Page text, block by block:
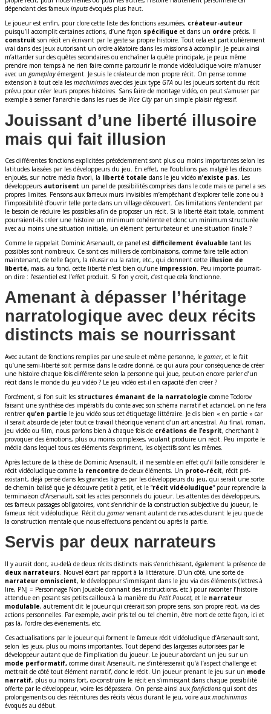
dépendant des fameux inputs évoqués plus haut.
Le joueur est enfin, pour clore cette liste des fonctions assumées, créateur-auteur
puisqu’il accomplit certaines actions, d’une façon spécifique et dans un ordre précis. Il
construit son récit en écrivant par le geste sa propre histoire. Tout cela est particulièrement
vrai dans des jeux autorisant un ordre aléatoire dans les missions à accomplir. Je peux ainsi
m’attarder sur des quêtes secondaires ou enchaîner la quête principale, je peux même
prendre mon temps à ne rien faire comme parcourir le monde vidéoludique voire m’amuser
avec un gameplay émergent. Je suis le créateur de mon propre récit. On pense comme
extension à tout cela les machinimas avec des jeux type GTA ou les joueurs sortent du récit
prévu pour créer leurs propres histoires. Sans faire de montage vidéo, on peut s’amuser par
exemple à semer l’anarchie dans les rues de Vice City par un simple plaisir régressif.
Jouissant d’une liberté illusoire
mais qui fait illusion
Ces différentes fonctions explicitées précédemment sont plus ou moins importantes selon les
latitudes laissées par les développeurs du jeu. En effet, ne l’oublions pas malgré les discours
enjoués, sur notre média favori, la liberté totale dans le jeu vidéo n’existe pas. Les
développeurs autorisent un panel de possibilités comprises dans le code mais ce panel a ses
propres limites. Pensons aux fameux murs invisibles m’empêchant d’explorer telle zone ou à
l’impossibilité d’ouvrir telle porte dans un village découvert. Ces limitations s’entendent par
le besoin de réduire les possibles afin de proposer un récit. Si la liberté était totale, comment
pourraient-ils créer une histoire un minimum cohérente et donc un minimum structurée
avec au moins une situation initiale, un élément perturbateur et une situation finale ?
Comme le rappelait Dominic Arsenault, ce panel est difficilement évaluable tant les
possibles sont nombreux. Ce sont ces milliers de combinaisons, comme faire telle action
maintenant, de telle façon, la réussir ou la rater, etc., qui donnent cette illusion de
liberté, mais, au fond, cette liberté n’est bien qu’une impression. Peu importe pourrait-
on dire : l’essentiel est l’effet produit. Si l’on y croit, c’est que cela fonctionne.
Amenant à dépasser l’héritage
narratologique avec deux récits
distincts mais se nourrissant
Avec autant de fonctions remplies par une seule et même personne, le gamer, et le fait
qu’une semi-liberté soit permise dans le cadre donné, ce qui aura pour conséquence de créer
une histoire chaque fois différente selon la personne qui joue, peut-on encore parler d’un
récit dans le monde du jeu vidéo ? Le jeu vidéo est-il en capacité d’en créer ?
Forcément, si l’on suit les structures émanant de la narratologie comme Todorov
faisant une synthèse des impératifs du conte avec son schéma narratif et actanciel, on ne fera
rentrer qu’en partie le jeu vidéo sous cet étiquetage littéraire. Je dis bien « en partie » car
il serait absurde de jeter tout ce travail théorique venant d’un art ancestral. Au final, roman,
jeu vidéo ou film, nous parlons bien à chaque fois de créations de l’esprit, cherchant à
provoquer des émotions, plus ou moins complexes, voulant produire un récit. Peu importe le
média dans lequel tous ces éléments s’expriment, les objectifs sont les mêmes.
Après lecture de la thèse de Dominic Arsenault, il me semble en effet qu’il faille considérer le
récit vidéoludique comme la rencontre de deux éléments. Un proto-récit, récit pré-
existant, déjà pensé dans les grandes lignes par les développeurs du jeu, qui serait une sorte
de chemin balisé que je découvre petit à petit, et le “récit vidéoludique” pour reprendre la
terminaison d’Arsenault, soit les actes personnels du joueur. Les attentes des développeurs,
ces fameux passages obligatoires, vont s’enrichir de la construction subjective du joueur, le
fameux récit vidéoludique. Récit du gamervenant autant de nos actes durant le jeu que de
la construction mentale que nous effectuons pendant ou après la partie.
Servis par deux narrateurs
Il y aurait donc, au-delà de deux récits distincts mais s’enrichissant, également la présence de
deux narrateurs . Nouvel écart par rapport à la littérature. D’un côté, une sorte de
narrateur omniscient, le développeur s’immisçant dans le jeu via des éléments (lettres à
lire, PNJ = Personnage Non Jouable donnant des instructions, etc.) pour raconter l’histoire
attendue en posant ses petits cailloux à la manière du Petit Poucet, et le narrateur
modulable, autrement dit le joueur qui créerait son propre sens, son propre récit, via des
actions personnelles. Par exemple, avoir pris tel ou tel chemin, être mort de cette façon, ici et
pas là, l’ordre des événements, etc.
Ces actualisations par le joueur qui forment le fameux récit vidéoludique d’Arsenault sont,
selon les jeux, plus ou moins importantes. Tout dépend des largesses autorisées par le
développeur autant que de l’implication du joueur. Le joueur abordant un jeu sur un
mode performatif, comme dirait Arsenault, ne s’intéresserait qu’à l’aspect challenge et
mettrait de côté tout élément narratif, donc le récit. Un joueur prenant le jeu sur un mode
narratif, plus ou moins fort, co-construira le récit en s’immisçant dans chaque possibilité
offerte par le développeur, voire les dépassera. On pense ainsi aux fanfictions qui sont des
prolongements ou des réécritures des récits vécus durant le jeu, voire aux machinimas
évoqués au début.